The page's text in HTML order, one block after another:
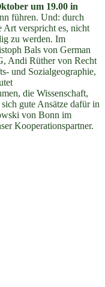
um 19.00 in
führen. Und: durch
Art verspricht es, nicht
zu werden. Im
Bals von German
Andi Rüther von Recht
und Sozialgeographie,
die Wissenschaft,
gute Ansätze dafür in
von Bonn im
Kooperationspartner.